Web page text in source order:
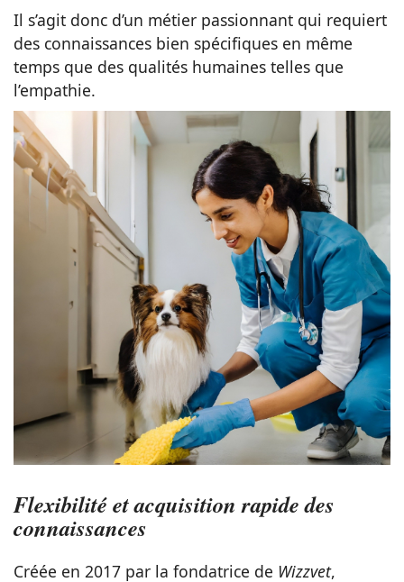
Il s’agit donc d’un métier passionnant qui requiert
des connaissances bien spécifiques en même
temps que des qualités humaines telles que
l’empathie.
Flexibilité et acquisition rapide des
connaissances
Créée en 2017 par la fondatrice de Wizzvet,